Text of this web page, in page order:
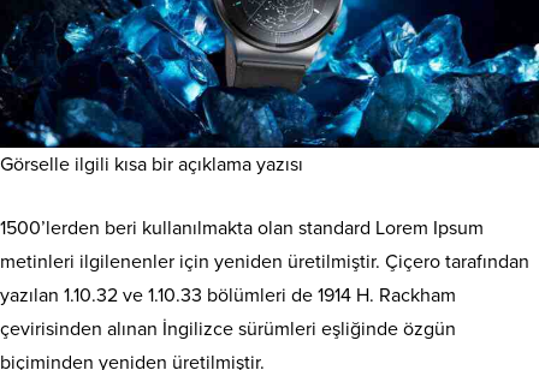
Görselle ilgili kısa bir açıklama yazısı
1500’lerden beri kullanılmakta olan standard Lorem Ipsum
metinleri ilgilenenler için yeniden üretilmiştir. Çiçero tarafından
yazılan 1.10.32 ve 1.10.33 bölümleri de 1914 H. Rackham
çevirisinden alınan İngilizce sürümleri eşliğinde özgün
biçiminden yeniden üretilmiştir.